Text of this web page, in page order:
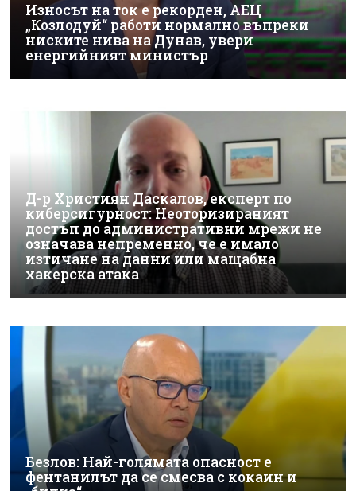
Износът на ток е рекорден, АЕЦ
„Козлодуй“ работи нормално въпреки
ниските нива на Дунав, увери
енергийният министър
Д-р Християн Даскалов, експерт по
киберсигурност: Неоторизираният
достъп до административни мрежи не
означава непременно, че е имало
изтичане на данни или мащабна
хакерска атака
Безлов: Най-голямата опасност е
фентанилът да се смесва с кокаин и